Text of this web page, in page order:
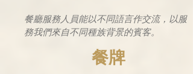
餐廳服務人員能以不同語言作交流，​以服
務我們來自不同種族背景的賓客。
餐牌